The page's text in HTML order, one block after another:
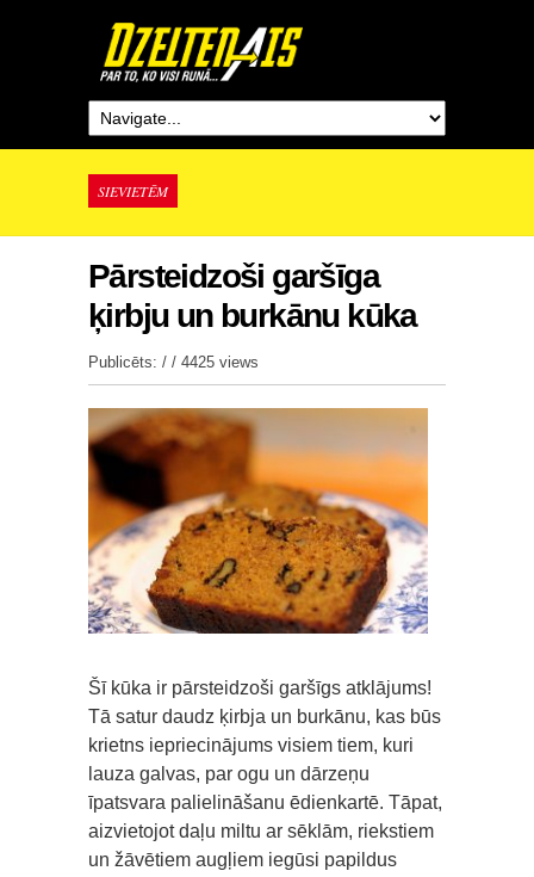
SIEVIETĒM
Pārsteidzoši garšīga
ķirbju un burkānu kūka
Publicēts: / / 4425 views
Šī kūka ir pārsteidzoši garšīgs atklājums!
Tā satur daudz ķirbja un burkānu, kas būs
krietns iepriecinājums visiem tiem, kuri
lauza galvas, par ogu un dārzeņu
īpatsvara palielināšanu ēdienkartē. Tāpat,
aizvietojot daļu miltu ar sēklām, riekstiem
un žāvētiem augļiem iegūsi papildus